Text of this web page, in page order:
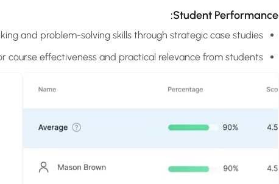
Student Performance:
and problem-solving skills through strategic case studies.
course effectiveness and practical relevance from students.